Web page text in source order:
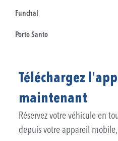
Funchal
Porto Santo
Téléchargez
maintenant
Réservez votre véhicule en
depuis votre appareil